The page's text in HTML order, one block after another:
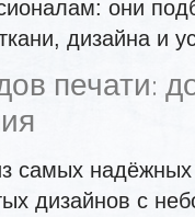
они
дизайна и
печати:
самых надёжных
дизайнов с